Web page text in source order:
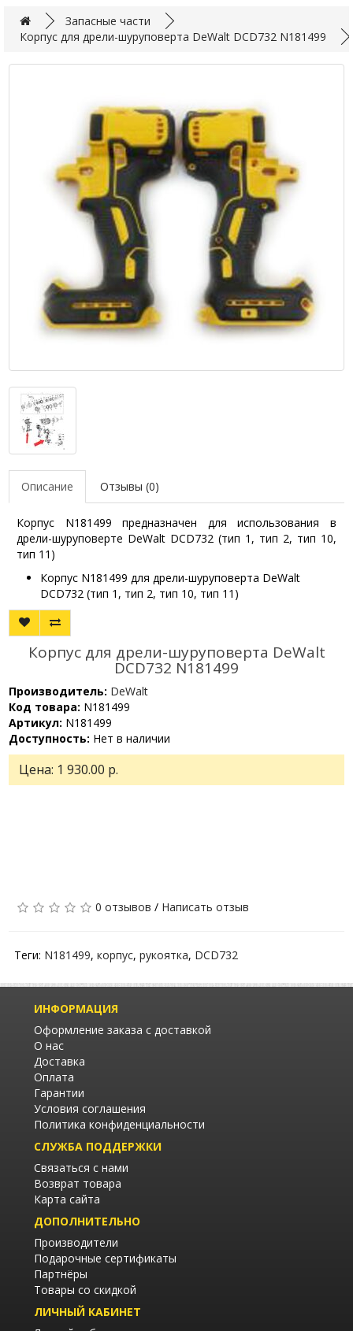
Запасные части
Корпус для дрели-шуруповерта DeWalt DCD732 N181499
Описание Отзывы (0)
Корпус N181499 предназначен для использования в
дрели-шуруповерте DeWalt DCD732 (тип 1, тип 2, тип 10,
тип 11)
Корпус N181499 для дрели-шуруповерта DeWalt
DCD732 (тип 1, тип 2, тип 10, тип 11)
Корпус для дрели-шуруповерта DeWalt
DCD732 N181499
Производитель: DeWalt
Код товара: N181499
Артикул: N181499
Доступность: Нет в наличии
Цена: 1 930.00 р.
0 отзывов / Написать отзыв
Теги: N181499, корпус, рукоятка, DCD732
ИНФОРМАЦИЯ
Оформление заказа с доставкой
О нас
Доставка
Оплата
Гарантии
Условия соглашения
Политика конфиденциальности
СЛУЖБА ПОДДЕРЖКИ
Связаться с нами
Возврат товара
Карта сайта
ДОПОЛНИТЕЛЬНО
Производители
Подарочные сертификаты
Партнёры
Товары со скидкой
ЛИЧНЫЙ КАБИНЕТ